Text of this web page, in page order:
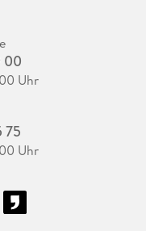
00
Uhr
75
Uhr